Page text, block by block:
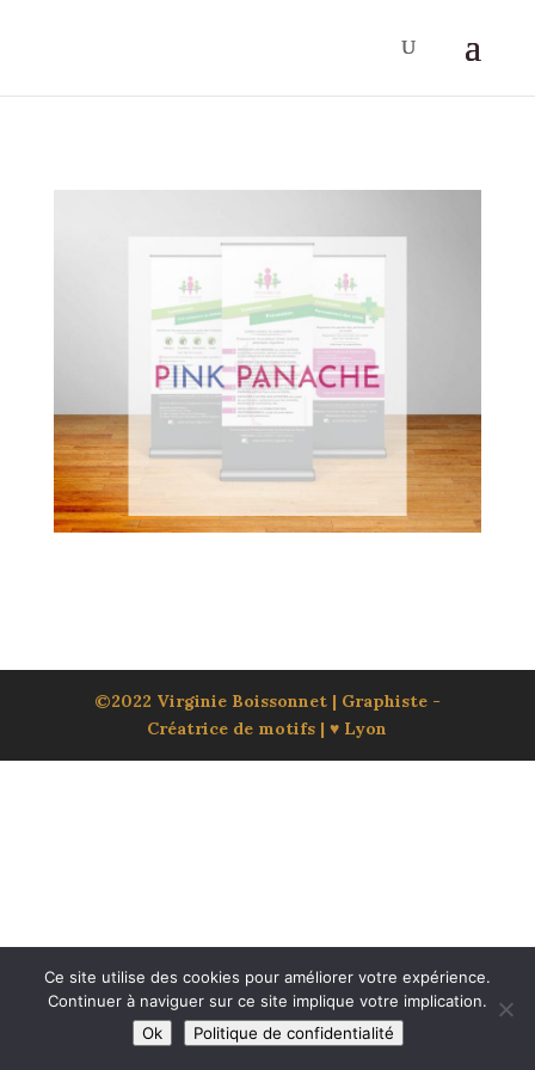
©2022 Virginie Boissonnet | Graphiste -
Créatrice de motifs | ♥ Lyon
Ce site utilise des cookies pour améliorer votre expérience.
Continuer à naviguer sur ce site implique votre implication.
Ok
Politique de confidentialité